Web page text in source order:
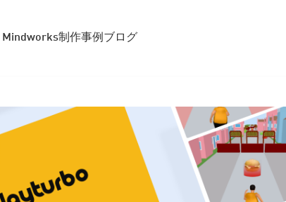
Mindworks制作事例 ブログ